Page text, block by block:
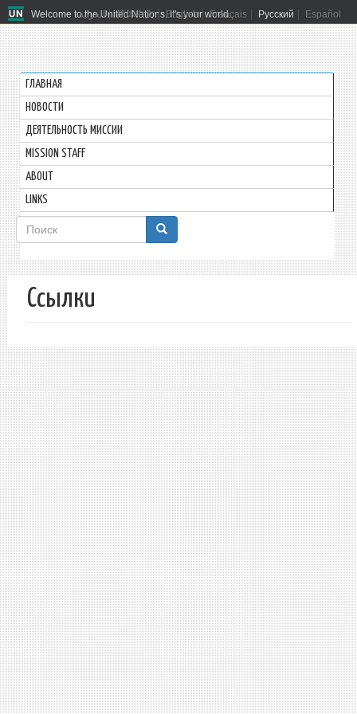
Welcome to the United Nations. It's your world.
العربية 简体中文 English Français Русский Español
ГЛАВНАЯ
HОВОСТИ
ДЕЯТЕЛЬНОСТЬ МИССИИ
MISSION STAFF
ABOUT
LINKS
Форма
поиска
Поиск
Ссылки